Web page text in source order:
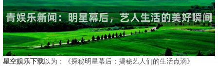
星空娱乐下载以为：《探秘明星幕后：揭秘艺人们的生活点滴》